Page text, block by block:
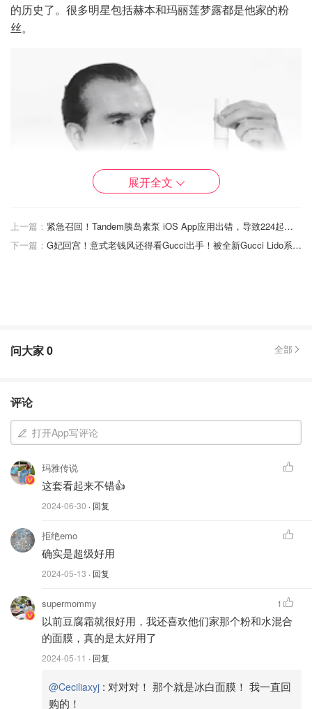
的历史了。很多明星包括赫本和玛丽莲梦露都是他家的粉
丝。
（图片来自官网）
我也一直很喜欢他的豆腐霜，卸妆膏还有大名鼎鼎的冰白面
模～ 冰白面膜虽然使用起来稍有麻烦，可是真是既时见
效，简直是每次打折必囤！他家的产品也是经常出现在我的
空瓶列表之中：
日常 ｜ 7月空瓶
2
展开全文
上一篇：
紧急召回！Tandem胰岛素泵 iOS App应用出错，导致224起受伤
下一篇：
G妃回宫！意式老钱风还得看Gucci出手！被全新Gucci Lido系列狠狠拿捏住了~
问大家0 全部
评论
打开App写评论
玛雅传说
这套看起来不错👍
2024-06-30 · 回复
拒绝emo
确实是超级好用
2024-05-13 · 回复
supermommy
以前豆腐霜就很好用，我还喜欢他们家那个粉和水混合
的面膜，真的是太好用了
2024-05-11 · 回复
1
@Ceciliaxyj : 对对对！ 那个就是冰白面膜！ 我一直回
购的！